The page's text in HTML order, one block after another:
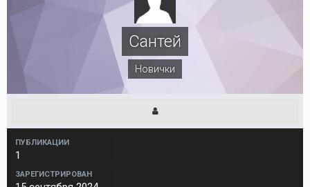
Сантей
Новички
ПУБЛИКАЦИИ
1
ЗАРЕГИСТРИРОВАН